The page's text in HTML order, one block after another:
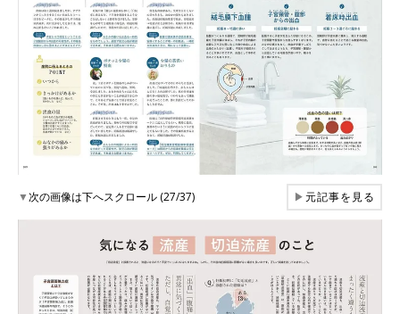
▼次の画像は下へスクロール (27/37) ▶元記事を見る